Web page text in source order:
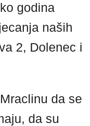
godina
naših
2, Dolenec i
da se
da su